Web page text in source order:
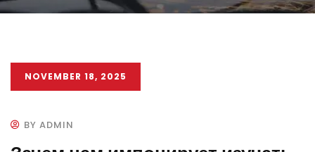
NOVEMBER 18, 2025
BY ADMIN